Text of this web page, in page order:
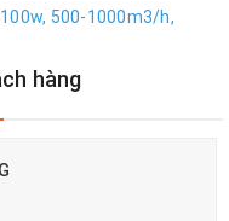
500-1000m3/h,
hàng